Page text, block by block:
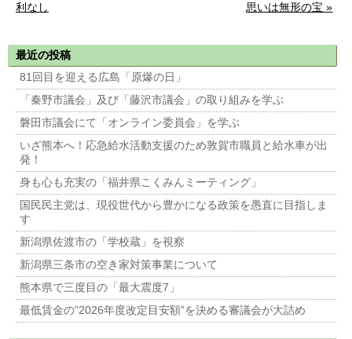
利なし
思いは無形の宝 »
最近の投稿
81回目を迎える広島「原爆の日」
「秦野市議会」及び「藤沢市議会」の取り組みを学ぶ
磐田市議会にて「オンライン委員会」を学ぶ
いざ熊本へ！応急給水活動支援のため敦賀市職員と給水車が出
発！
身も心も充実の「福井県こくみんミーティング」
国民民主党は、現役世代から豊かになる政策を愚直に目指しま
す
新潟県佐渡市の「学校蔵」を視察
新潟県三条市の空き家対策事業について
熊本県で三度目の「最大震度7」
最低賃金の”2026年度改定目安額”を決める審議会が大詰め